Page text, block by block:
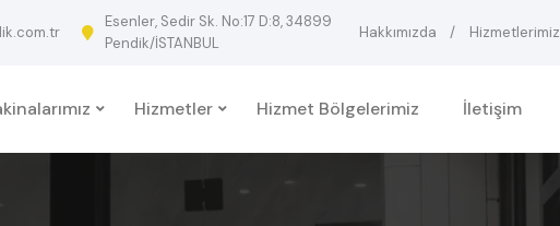
Esenler, Sedir Sk. No:17 D:8, 34899
Pendik/İSTANBUL
Hakkımızda Hizmetlerimiz
Hizmetler Hizmet Bölgelerimiz İletişim